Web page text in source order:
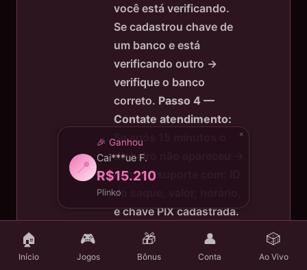
você está verificando.
Se cadastrou chave de
um banco e está
verificando outro →
verifique o banco
correto. Passo 4 —
Contate atendimento:
Se após 15 minutos o
dinheiro não apareceu →
contate suporte com: ID
do saque, valor, horário,
e chave PIX cadastrada.
O suporte verifica o
comprovante de envio
🏠
Início
🎮
Jogos
🎁
Bônus
👤
Conta
🎲
Ao Vivo